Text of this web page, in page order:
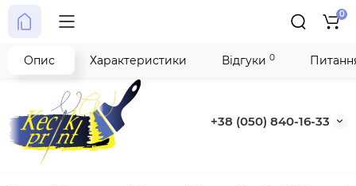
+38 (050) 840-16-33
0
Опис Характеристики Відгуки 0